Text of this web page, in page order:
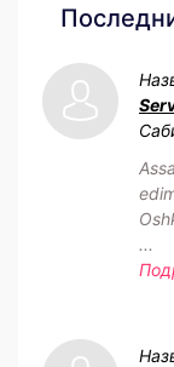
...